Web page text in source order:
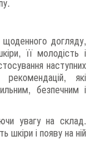
догляду,
її молодість і
наступних
які
безпечним і
увагу на склад.
шкіри і появу на ній